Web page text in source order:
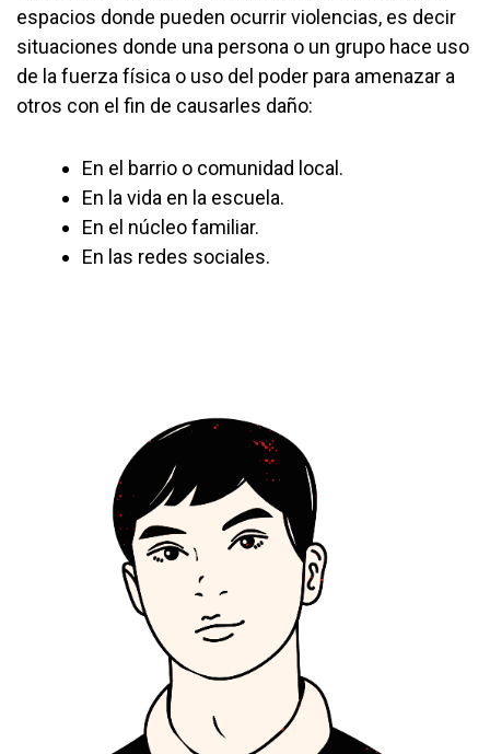
espacios donde pueden ocurrir violencias, es decir
situaciones donde una persona o un grupo hace uso
de la fuerza física o uso del poder para amenazar a
otros con el fin de causarles daño:
En el barrio o comunidad local.
En la vida en la escuela.
En el núcleo familiar.
En las redes sociales.